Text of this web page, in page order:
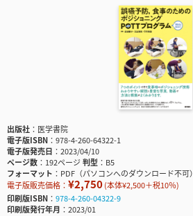
出版社
医学書院
電子版ISBN
978-4-260-64322-1
電子版発売日
2023/04/10
ページ数
192ページ判型
B5
フォーマット
PDF（パソコンへのダウンロード不可）
電子版販売価格： ¥2,750(本体¥2,500＋税10％)
印刷版ISBN
978-4-260-04322-9
印刷版発行年月
2023/01